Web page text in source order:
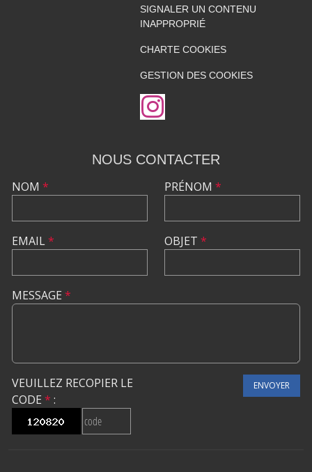
SIGNALER UN CONTENU
INAPPROPRIÉ
CHARTE COOKIES
GESTION DES COOKIES
NOUS CONTACTER
NOM *
EMAIL*
PRÉNOM *
OBJET *
MESSAGE *
VEUILLEZ RECOPIER LE
CODE * :
ENVOYER